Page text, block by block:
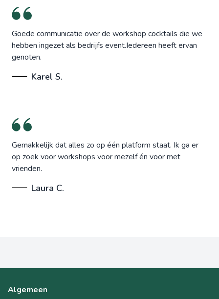
Goede communicatie over de workshop cocktails die we
hebben ingezet als bedrijfs event.Iedereen heeft ervan
genoten.
Karel S.
Gemakkelijk dat alles zo op één platform staat. Ik ga er
op zoek voor workshops voor mezelf én voor met
vrienden.
Laura C.
Algemeen